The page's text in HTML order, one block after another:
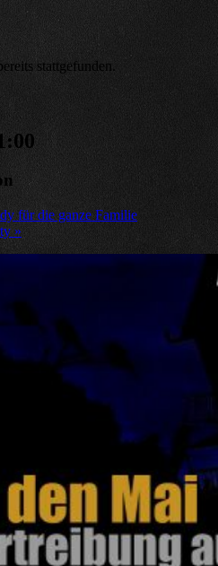
stattgefunden.
für die ganze Familie
»